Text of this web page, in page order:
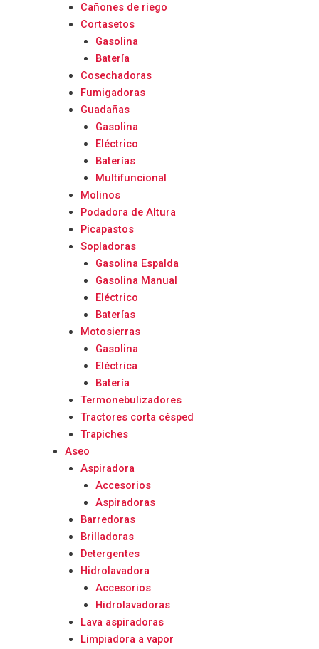
Cañones de riego
Cortasetos
Gasolina
Batería
Cosechadoras
Fumigadoras
Guadañas
Gasolina
Eléctrico
Baterías
Multifuncional
Molinos
Podadora de Altura
Picapastos
Sopladoras
Gasolina Espalda
Gasolina Manual
Eléctrico
Baterías
Motosierras
Gasolina
Eléctrica
Batería
Termonebulizadores
Tractores corta césped
Trapiches
Aseo
Aspiradora
Accesorios
Aspiradoras
Barredoras
Brilladoras
Detergentes
Hidrolavadora
Accesorios
Hidrolavadoras
Lava aspiradoras
Limpiadora a vapor